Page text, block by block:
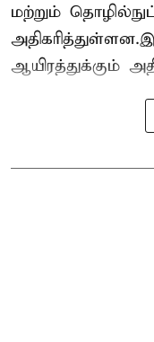
மற்றும்
ஆயிரத்துக்கும்